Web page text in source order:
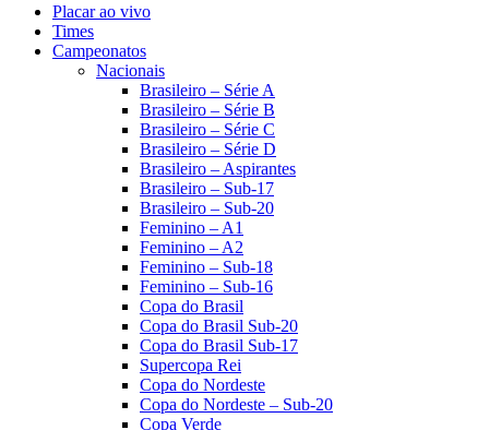
Placar ao vivo
Times
Campeonatos
Nacionais
Brasileiro – Série A
Brasileiro – Série B
Brasileiro – Série C
Brasileiro – Série D
Brasileiro – Aspirantes
Brasileiro – Sub-17
Brasileiro – Sub-20
Feminino – A1
Feminino – A2
Feminino – Sub-18
Feminino – Sub-16
Copa do Brasil
Copa do Brasil Sub-20
Copa do Brasil Sub-17
Supercopa Rei
Copa do Nordeste
Copa do Nordeste – Sub-20
Copa Verde